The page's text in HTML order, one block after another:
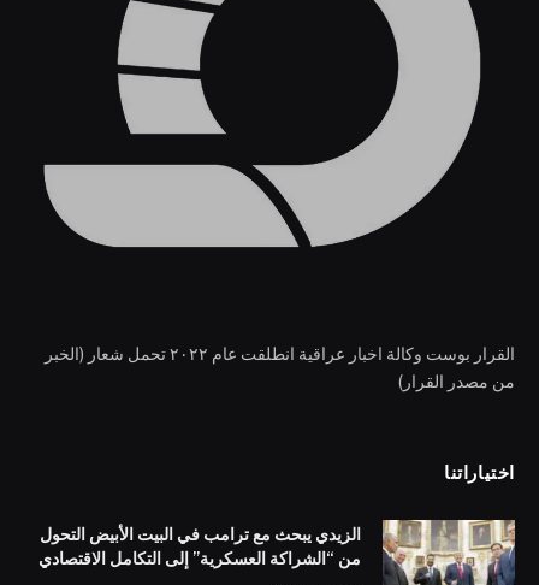
القرار بوست وكالة اخبار عراقية انطلقت عام ٢٠٢٢ تحمل شعار (الخبر
من مصدر القرار)
اختياراتنا
الزيدي يبحث مع ترامب في البيت الأبيض التحول
من “الشراكة العسكرية” إلى التكامل الاقتصادي